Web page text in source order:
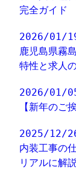
完全ガイド
2026/01/
鹿児島県霧
特性と求人
2026/01/
【新年のご
2025/12/
内装工事の
リアルに解